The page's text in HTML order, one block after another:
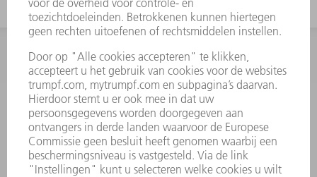
INFORMATIE
Veel gestelde vragen
Algemene voorwaarden
CONTACT
+31 88 4002 400
Ma. - vr. 8.00 - 17.00 uur
onderdelen.tnl@de.trumpf.com